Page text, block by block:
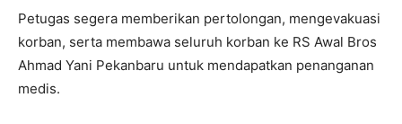
Petugas segera memberikan pertolongan, mengevakuasi
korban, serta membawa seluruh korban ke RS Awal Bros
Ahmad Yani Pekanbaru untuk mendapatkan penanganan
medis.